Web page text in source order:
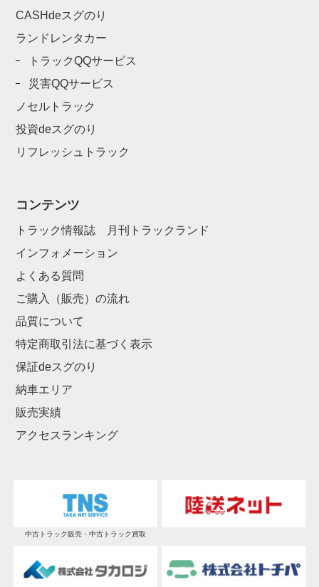
CASHdeスグのり
ランドレンタカー
トラックQQサービス
災害QQサービス
ノセルトラック
投資deスグのり
リフレッシュトラック
コンテンツ
トラック情報誌 月刊トラックランド
インフォメーション
よくある質問
ご購入（販売）の流れ
品質について
特定商取引法に基づく表示
保証deスグのり
納車エリア
販売実績
アクセスランキング
中古トラック販売・中古トラック買取